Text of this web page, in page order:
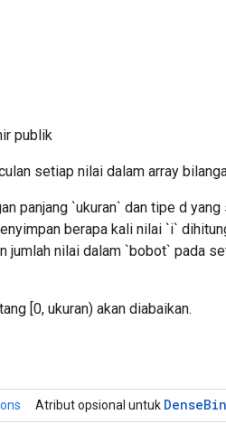
publik
setiap nilai dalam array
panjang `ukuran` dan tipe d
berapa kali nilai `i`
jumlah nilai dalam `bobot` pada
[0, ukuran) akan diabaikan.
Atribut opsional untuk Dense